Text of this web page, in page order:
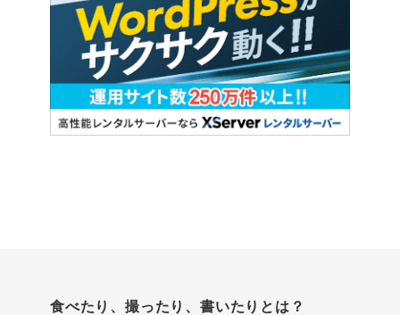
食べたり、撮ったり、書いたりとは？